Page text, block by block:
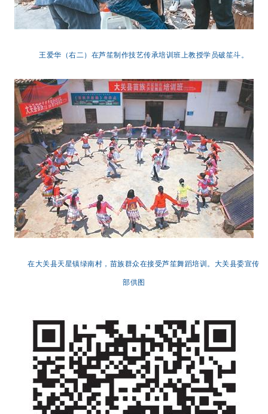
王爱华（右二）在芦笙制作技艺传承培训班上教授学员破笙斗。
在大关县天星镇绿南村，苗族群众在接受芦笙舞蹈培训。大关县委宣传
部供图